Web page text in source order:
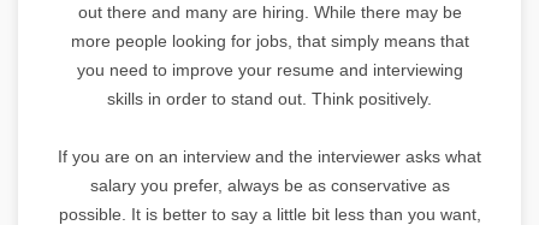
out there and many are hiring. While there may be
more people looking for jobs, that simply means that
you need to improve your resume and interviewing
skills in order to stand out. Think positively.
If you are on an interview and the interviewer asks what
salary you prefer, always be as conservative as
possible. It is better to say a little bit less than you want,